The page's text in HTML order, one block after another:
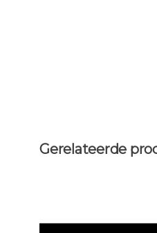
Gerelateerde